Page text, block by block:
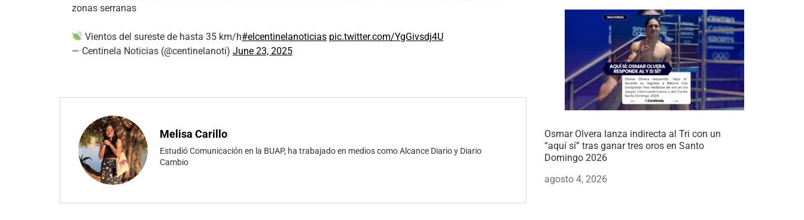
zonas serranas
Vientos del sureste de hasta 35 km/h#elcentinelanoticias pic.twitter.com/YgGivsdj4U
— Centinela Noticias (@centinelanoti) June 23, 2025
Melisa Carillo
Estudió Comunicación en la BUAP, ha trabajado en medios como Alcance Diario y Diario
Cambio
Osmar Olvera lanza indirecta al Tri con un
“aquí sí” tras ganar tres oros en Santo
Domingo 2026
agosto 4, 2026